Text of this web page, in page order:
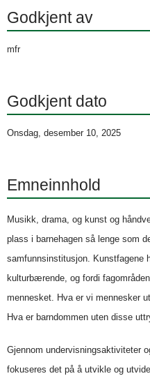
Godkjent av
mfr
Godkjent dato
Onsdag, desember 10, 2025
Emneinnhold
Musikk, drama, og kunst og
plass i barnehagen så lenge som
samfunnsinstitusjon. Kunstfagene
kulturbærende, og fordi
mennesket. Hva er vi mennesker
Hva er barndommen uten disse
Gjennom undervisningsaktiviteter
fokuseres det på å utvikle og